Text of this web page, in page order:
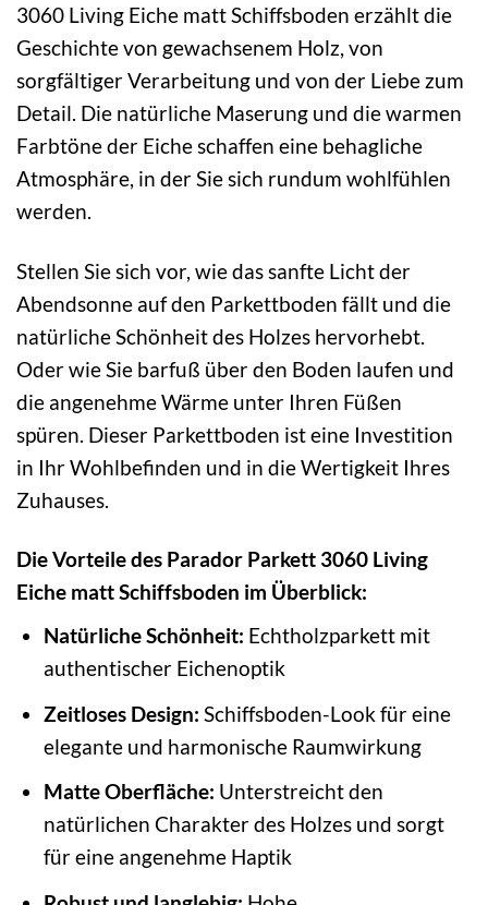
3060 Living Eiche matt Schiffsboden erzählt die
Geschichte von gewachsenem Holz, von
sorgfältiger Verarbeitung und von der Liebe zum
Detail. Die natürliche Maserung und die warmen
Farbtöne der Eiche schaffen eine behagliche
Atmosphäre, in der Sie sich rundum wohlfühlen
werden.
Stellen Sie sich vor, wie das sanfte Licht der
Abendsonne auf den Parkettboden fällt und die
natürliche Schönheit des Holzes hervorhebt.
Oder wie Sie barfuß über den Boden laufen und
die angenehme Wärme unter Ihren Füßen
spüren. Dieser Parkettboden ist eine Investition
in Ihr Wohlbefinden und in die Wertigkeit Ihres
Zuhauses.
Die Vorteile des Parador Parkett 3060 Living
Eiche matt Schiffsboden im Überblick:
Natürliche Schönheit: Echtholzparkett mit
authentischer Eichenoptik
Zeitloses Design: Schiffsboden-Look für eine
elegante und harmonische Raumwirkung
Matte Oberfläche: Unterstreicht den
natürlichen Charakter des Holzes und sorgt
für eine angenehme Haptik